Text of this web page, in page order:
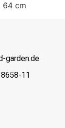
64 cm
garden.de
11